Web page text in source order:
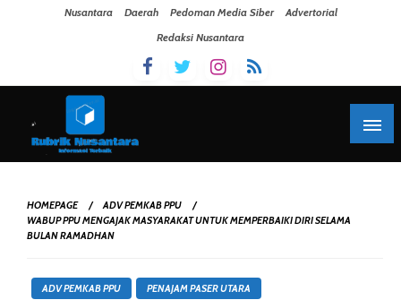
Nusantara Daerah Pedoman Media Siber
Advertorial
Redaksi Nusantara
HOMEPAGE
ADV PEMKAB PPU
WABUP PPU MENGAJAK MASYARAKAT UNTUK MEMPERBAIKI DIRI SELAMA
BULAN RAMADHAN
ADV PEMKAB PPU PENAJAM PASER UTARA